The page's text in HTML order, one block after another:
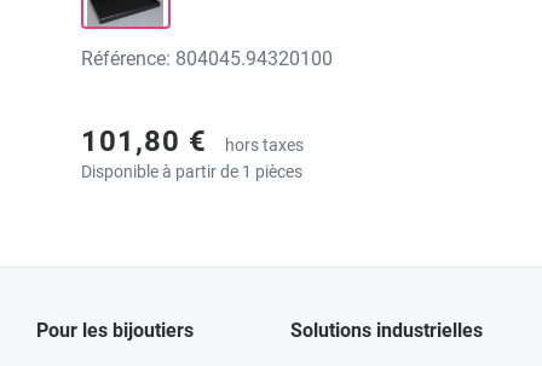
Référence: 804045.94320100
101,80 €
hors taxes
Disponible à partir de 1 pièces
Pour les bijoutiers Solutions industrielles